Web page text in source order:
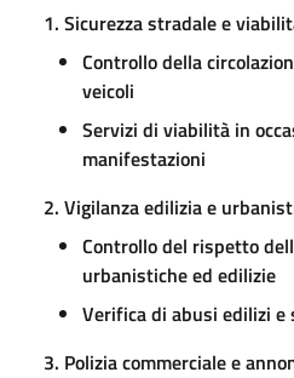
1. Sicurezza stradale e
Controllo della
veicoli
Servizi di viabilità in
manifestazioni
2. Vigilanza edilizia e
Controllo del rispetto
urbanistiche ed edilizie
Verifica di abusi edilizi e
3. Polizia commerciale e